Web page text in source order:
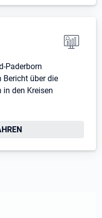
Paderborn
über die
den Kreisen
Tab